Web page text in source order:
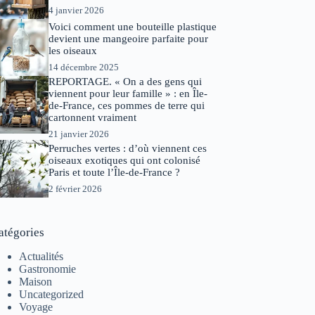
4 janvier 2026
Voici comment une bouteille plastique
devient une mangeoire parfaite pour
les oiseaux
14 décembre 2025
REPORTAGE. « On a des gens qui
viennent pour leur famille » : en Île-
de-France, ces pommes de terre qui
cartonnent vraiment
21 janvier 2026
Perruches vertes : d’où viennent ces
oiseaux exotiques qui ont colonisé
Paris et toute l’Île-de-France ?
2 février 2026
Actualités
Gastronomie
Maison
Uncategorized
Voyage